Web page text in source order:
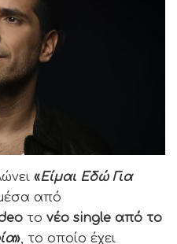
«Είμαι Εδώ Για
από
το νέο single από το
», το οποίο έχει